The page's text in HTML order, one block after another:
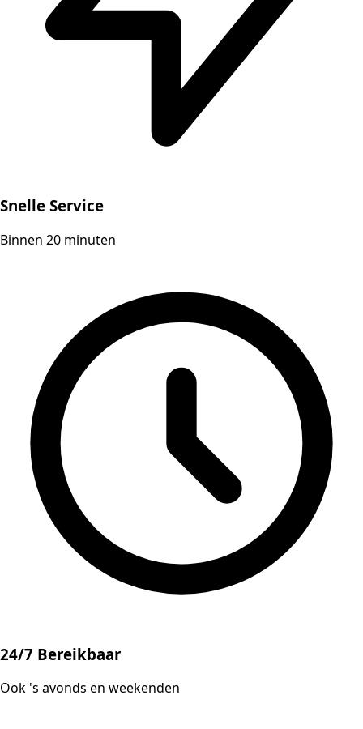
Snelle Service
Binnen 20 minuten
24/7 Bereikbaar
Ook 's avonds en weekenden